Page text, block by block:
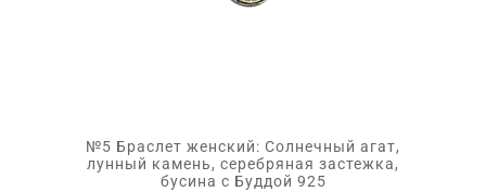
№5 Браслет женский: Солнечный агат,
лунный камень, серебряная застежка,
бусина с Буддой 925